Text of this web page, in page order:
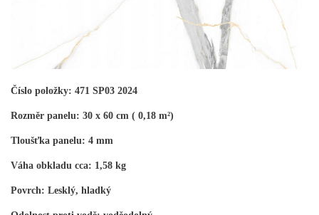
Číslo položky: 471 SP03 2024
Rozměr panelu: 30 x 60 cm ( 0,18 m²)
Tloušťka panelu: 4 mm
Váha obkladu cca: 1,58 kg
Povrch: Lesklý, hladký